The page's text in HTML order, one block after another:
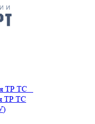
ТР ТС
ТР ТС